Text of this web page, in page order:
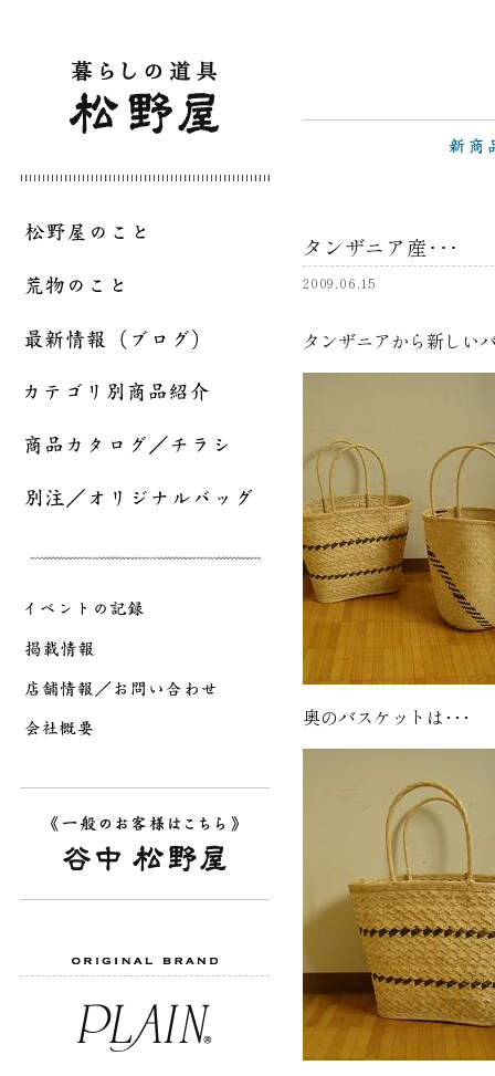
タンザニア産･･･
2009.06.15
タンザニアから新しい
奥のバスケットは･･･